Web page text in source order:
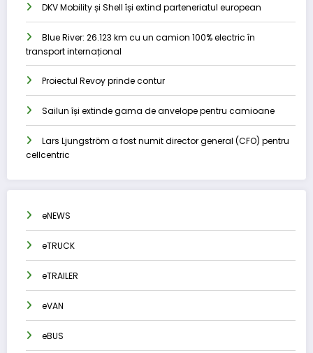
DKV Mobility și Shell își extind parteneriatul european
Blue River: 26.123 km cu un camion 100% electric în
transport internațional
Proiectul Revoy prinde contur
Sailun își extinde gama de anvelope pentru camioane
Lars Ljungström a fost numit director general (CFO) pentru
cellcentric
eNEWS
eTRUCK
eTRAILER
eVAN
eBUS